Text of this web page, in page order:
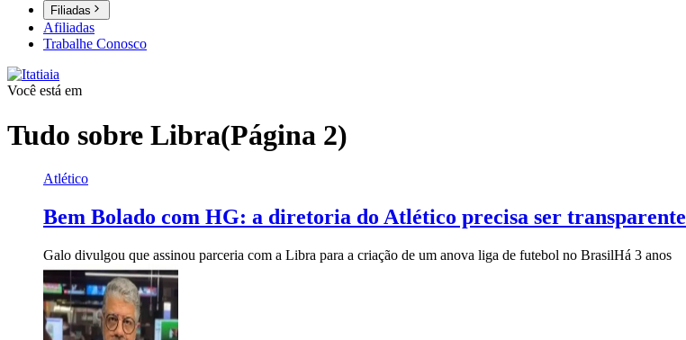
Filiadas
Afiliadas
Trabalhe Conosco
Você está em
Tudo sobre Libra(Página 2)
Atlético
Bem Bolado com HG: a diretoria do Atlético precisa ser transparente
Galo divulgou que assinou parceria com a Libra para a criação de um anova liga de futebol no BrasilHá 3 anos